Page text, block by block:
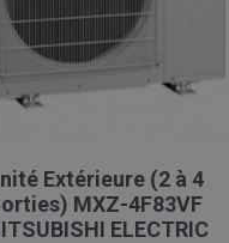
Extérieure (2 à 4
MXZ-4F83VF
ELECTRIC